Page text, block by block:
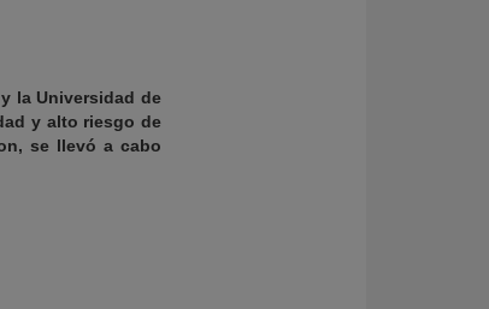
la Universidad de
y alto riesgo de
se llevó a cabo